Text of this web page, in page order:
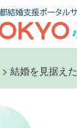
> 結婚を見据え